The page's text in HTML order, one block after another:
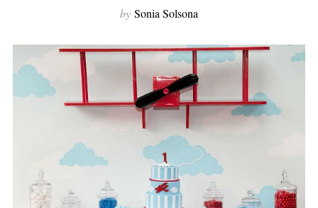
by Sonia Solsona